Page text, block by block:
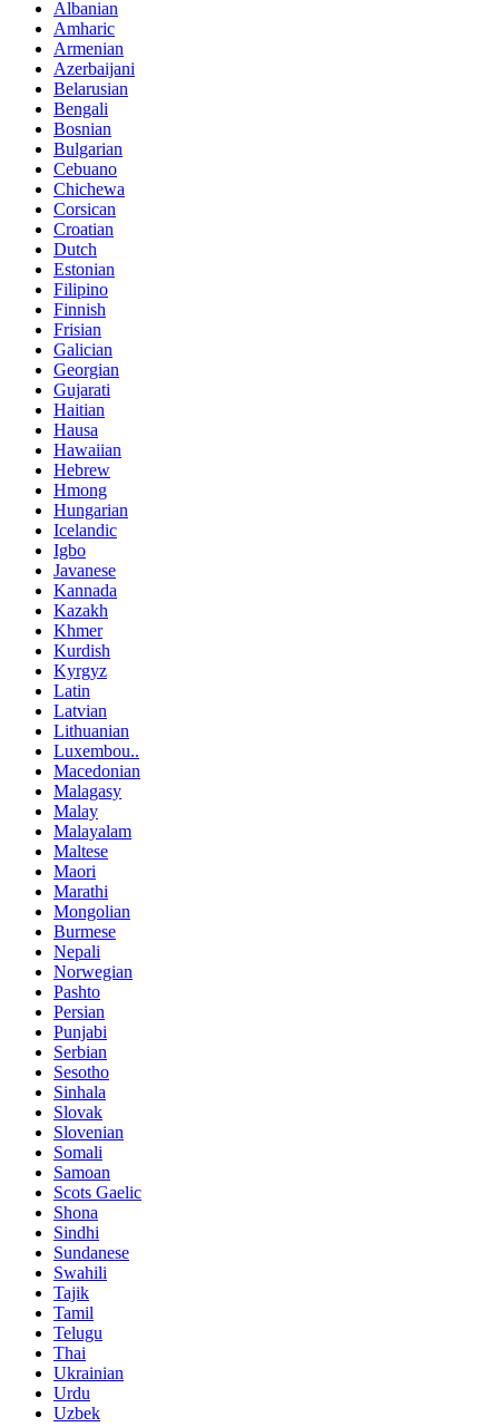
Albanian
Amharic
Armenian
Azerbaijani
Belarusian
Bengali
Bosnian
Bulgarian
Cebuano
Chichewa
Corsican
Croatian
Dutch
Estonian
Filipino
Finnish
Frisian
Galician
Georgian
Gujarati
Haitian
Hausa
Hawaiian
Hebrew
Hmong
Hungarian
Icelandic
Igbo
Javanese
Kannada
Kazakh
Khmer
Kurdish
Kyrgyz
Latin
Latvian
Lithuanian
Luxembou..
Macedonian
Malagasy
Malay
Malayalam
Maltese
Maori
Marathi
Mongolian
Burmese
Nepali
Norwegian
Pashto
Persian
Punjabi
Serbian
Sesotho
Sinhala
Slovak
Slovenian
Somali
Samoan
Scots Gaelic
Shona
Sindhi
Sundanese
Swahili
Tajik
Tamil
Telugu
Thai
Ukrainian
Urdu
Uzbek